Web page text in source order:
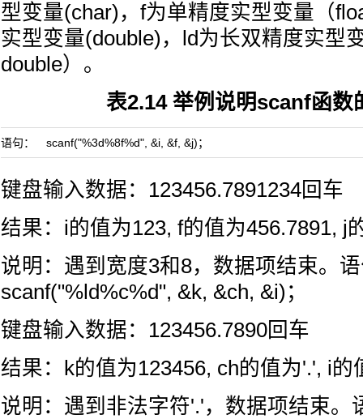
型变量(char)，f为单精度实型变量（
实型变量(double)，ld为长双精度实型
double）。
表2.14 举例说明scanf函数
语句： scanf("%3d%8f%d", &i, &f, &j)；
键盘输入数据：123456.7891234回车
结果：i的值为123, f的值为456.7891, j
说明：遇到宽度3和8，数据项结束。
scanf("%ld%c%d", &k, &ch, &i)；
键盘输入数据：123456.7890回车
结果：k的值为123456, ch的值为'.', i的
说明：遇到非法字符'.'，数据项结束